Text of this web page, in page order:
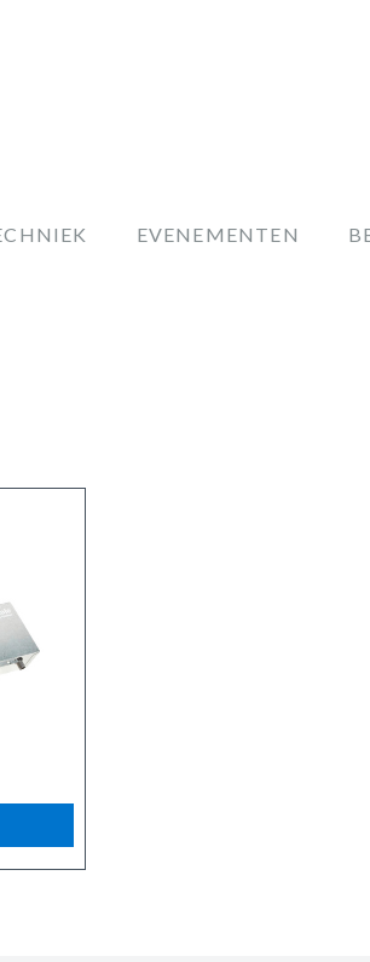
EVENEMENTEN